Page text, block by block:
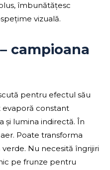
îmbunătățesc
vizuală.
campioana
pentru efectul său
evaporă constant
și lumina indirectă. În
Poate transforma
Nu necesită îngrijiri
pe frunze pentru